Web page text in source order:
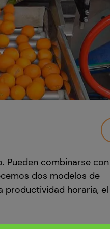
Pueden combinarse con
dos modelos de
productividad horaria, el